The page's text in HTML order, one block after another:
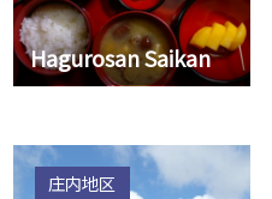
Hagurosan Saikan
庄内地区